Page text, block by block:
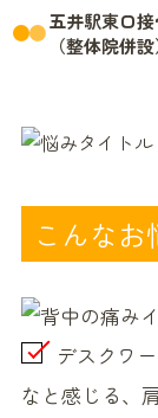
五井駅東口
（整体院併設
こんな
デスクワ
なと感じる、